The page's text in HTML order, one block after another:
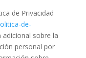
de Privacidad
de-
sobre la
personal por